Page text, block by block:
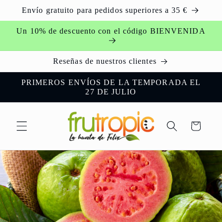
directamente
al contenido
Envío gratuito para pedidos superiores a 35 €
Un 10% de descuento con el código BIENVENIDA
Reseñas de nuestros clientes
PRIMEROS ENVÍOS DE LA TEMPORADA EL
27 DE JULIO
Carrito